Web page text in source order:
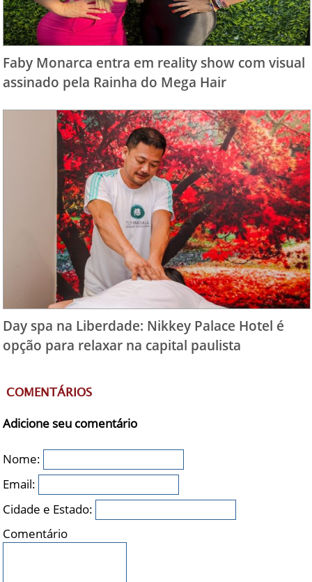
Faby Monarca entra em reality show com visual
assinado pela Rainha do Mega Hair
Day spa na Liberdade: Nikkey Palace Hotel é
opção para relaxar na capital paulista
COMENTÁRIOS
Adicione seu comentário
Nome:
Email:
Cidade e Estado:
Comentário